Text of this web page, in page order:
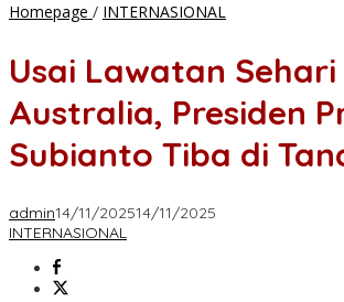
Homepage / INTERNASIONAL
ke
Presiden
Subianto
Usai Lawatan Sehari
Australia, Presiden
Subianto Tiba di
admin14/11/202514/11/2025
INTERNASIONAL